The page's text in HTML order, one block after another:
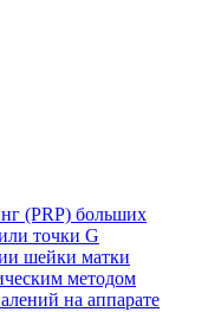
(PRP) больших
точки G
шейки матки
методом
на аппарате